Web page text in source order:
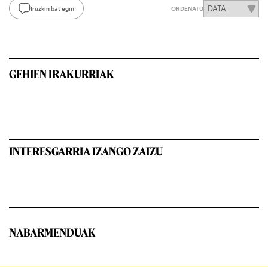
Iruzkin bat egin ORDENATU
GEHIEN IRAKURRIAK
INTERESGARRIA IZANGO ZAIZU
NABARMENDUAK